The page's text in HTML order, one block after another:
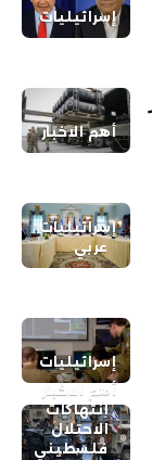
إسرائيليات
أهم الاخبار
إسرائيليات
عربي
إسرائيليات
أهم الاخبار
انتهاكات
الاحتلال
فلسطيني